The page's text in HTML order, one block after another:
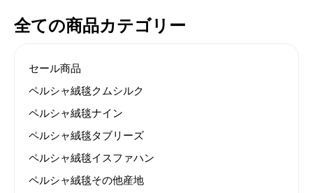
全ての商品カテゴリー
セール商品
ペルシャ絨毯クムシルク
ペルシャ絨毯ナイン
ペルシャ絨毯タブリーズ
ペルシャ絨毯イスファハン
ペルシャ絨毯その他産地